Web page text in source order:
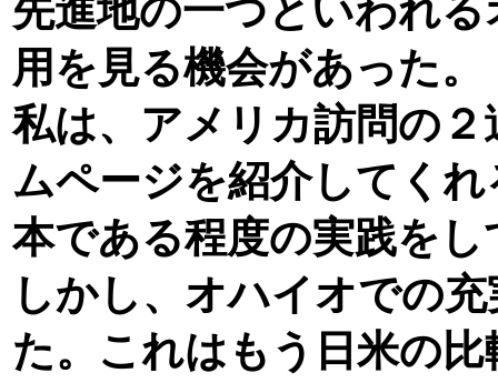
先進地の一つといわれ
用を見る機会があった。
私は、アメリカ訪問の
ムページを紹介してく
本である程度の実践を
しかし、オハイオでの
た。これはもう日米の